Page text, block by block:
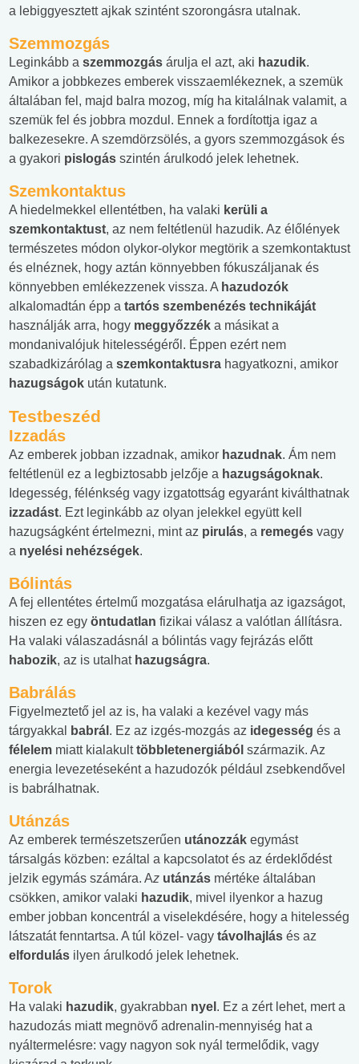
a lebiggyesztett ajkak szintént szorongásra utalnak.
Szemmozgás
Leginkább a szemmozgás árulja el azt, aki hazudik.
Amikor a jobbkezes emberek visszaemlékeznek, a szemük
általában fel, majd balra mozog, míg ha kitalálnak valamit, a
szemük fel és jobbra mozdul. Ennek a fordítottja igaz a
balkezesekre. A szemdörzsölés, a gyors szemmozgások és
a gyakori pislogás szintén árulkodó jelek lehetnek.
Szemkontaktus
A hiedelmekkel ellentétben, ha valaki kerüli a
szemkontaktust, az nem feltétlenül hazudik. Az élőlények
természetes módon olykor-olykor megtörik a szemkontaktust
és elnéznek, hogy aztán könnyebben fókuszáljanak és
könnyebben emlékezzenek vissza. A hazudozók
alkalomadtán épp a tartós szembenézés technikáját
használják arra, hogy meggyőzzék a másikat a
mondanivalójuk hitelességéről. Éppen ezért nem
szabadkizárólag a szemkontaktusra hagyatkozni, amikor
hazugságok után kutatunk.
Testbeszéd
Izzadás
Az emberek jobban izzadnak, amikor hazudnak. Ám nem
feltétlenül ez a legbiztosabb jelzője a hazugságoknak.
Idegesség, félénkség vagy izgatottság egyaránt kiválthatnak
izzadást. Ezt leginkább az olyan jelekkel együtt kell
hazugságként értelmezni, mint az pirulás, a remegés vagy
a nyelési nehézségek.
Bólintás
A fej ellentétes értelmű mozgatása elárulhatja az igazságot,
hiszen ez egy öntudatlan fizikai válasz a valótlan állításra.
Ha valaki válaszadásnál a bólintás vagy fejrázás előtt
habozik, az is utalhat hazugságra.
Babrálás
Figyelmeztető jel az is, ha valaki a kezével vagy más
tárgyakkal
babrál . Ez az izgés-mozgás az idegesség és a
félelem miatt kialakulttöbbletenergiából származik. Az
energia levezetéseként a hazudozók például zsebkendővel
is babrálhatnak.
Utánzás
Az emberek természetszerűen utánozzák egymást
társalgás közben: ezáltal a kapcsolatot és az érdeklődést
jelzik egymás számára. Az utánzás mértéke általában
csökken, amikor valaki hazudik, mivel ilyenkor a hazug
ember jobban koncentrál a viselekdésére, hogy a hitelesség
látszatát fenntartsa. A túl közel- vagy távolhajlás és az
elfordulás ilyen árulkodó jelek lehetnek.
Torok
Ha valaki hazudik, gyakrabban nyel . Ez a zért lehet, mert a
hazudozás miatt megnövő adrenalin-mennyiség hat a
nyáltermelésre: vagy nagyon sok nyál termelődik, vagy